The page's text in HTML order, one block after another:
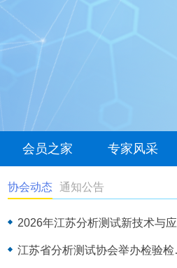
会员之家 专家风采
协会动态 通知公告
2026年江苏分析测试新技术与应用研讨会顺利召开
江苏省分析测试协会举办检验检测机构关键人员培训班助力行业规范前行